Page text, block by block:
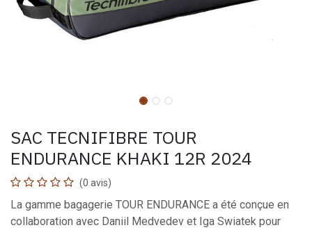
SAC TECNIFIBRE TOUR
ENDURANCE KHAKI 12R 2024
(0 avis)
La gamme bagagerie TOUR ENDURANCE a été conçue en
collaboration avec Daniil Medvedev et Iga Swiatek pour